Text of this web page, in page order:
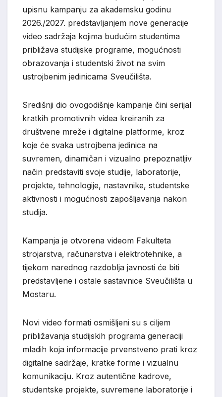
upisnu kampanju za akademsku godinu
2026./2027. predstavljanjem nove generacije
video sadržaja kojima budućim studentima
približava studijske programe, mogućnosti
obrazovanja i studentski život na svim
ustrojbenim jedinicama Sveučilišta.
Središnji dio ovogodišnje kampanje čini serijal
kratkih promotivnih videa kreiranih za
društvene mreže i digitalne platforme, kroz
koje će svaka ustrojbena jedinica na
suvremen, dinamičan i vizualno prepoznatljiv
način predstaviti svoje studije, laboratorije,
projekte, tehnologije, nastavnike, studentske
aktivnosti i mogućnosti zapošljavanja nakon
studija.
Kampanja je otvorena videom Fakulteta
strojarstva, računarstva i elektrotehnike, a
tijekom narednog razdoblja javnosti će biti
predstavljene i ostale sastavnice Sveučilišta u
Mostaru.
Novi video formati osmišljeni su s ciljem
približavanja studijskih programa generaciji
mladih koja informacije prvenstveno prati kroz
digitalne sadržaje, kratke forme i vizualnu
komunikaciju. Kroz autentične kadrove,
studentske projekte, suvremene laboratorije i